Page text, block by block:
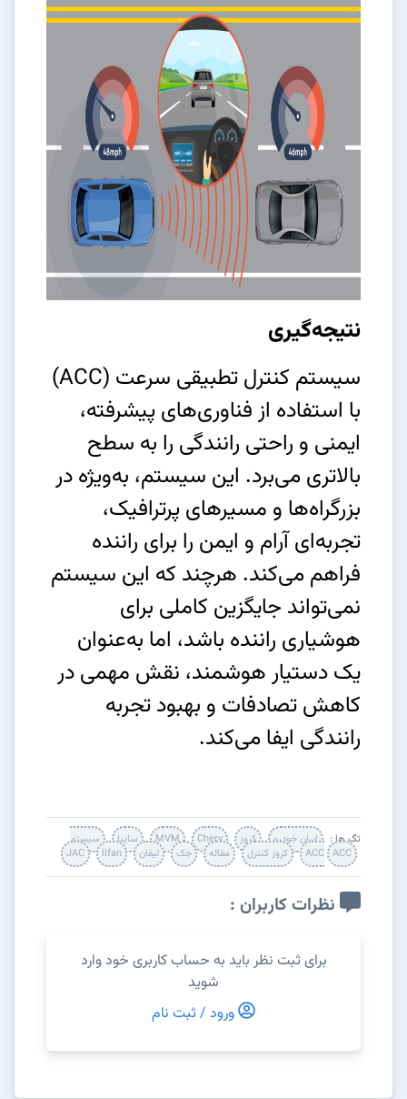
نتیجه‌گیری
سیستم کنترل تطبیقی سرعت (ACC)
با استفاده از فناوری‌های پیشرفته،
ایمنی و راحتی رانندگی را به سطح
بالاتری می‌برد. این سیستم، به‌ویژه در
بزرگراه‌ها و مسیرهای پرترافیک،
تجربه‌ای آرام و ایمن را برای راننده
فراهم می‌کند. هرچند که این سیستم
نمی‌تواند جایگزین کاملی برای
هوشیاری راننده باشد، اما به‌عنوان
یک دستیار هوشمند، نقش مهمی در
کاهش تصادفات و بهبود تجربه
رانندگی ایفا می‌کند.
تگ ها : ایران خودرو کروز MVM Chery سایپا
سیستم
ACC ACC کروز کنترل مقاله جک لیفان JAC lifan
نظرات کاربران :
برای ثبت نظر باید به حساب کاربری خود وارد
شوید
ورود / ثبت نام